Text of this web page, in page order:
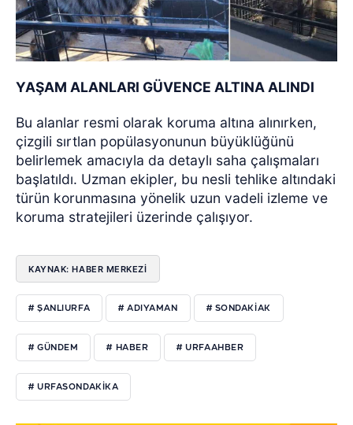
YAŞAM ALANLARI GÜVENCE ALTINA ALINDI
Bu alanlar resmi olarak koruma altına alınırken,
çizgili sırtlan popülasyonunun büyüklüğünü
belirlemek amacıyla da detaylı saha çalışmaları
başlatıldı. Uzman ekipler, bu nesli tehlike altındaki
türün korunmasına yönelik uzun vadeli izleme ve
koruma stratejileri üzerinde çalışıyor.
KAYNAK: HABER MERKEZI
# ŞANLIURFA # ADIYAMAN # SONDAKIAK
# GÜNDEM # HABER # URFAAHBER
# URFASONDAKIKA